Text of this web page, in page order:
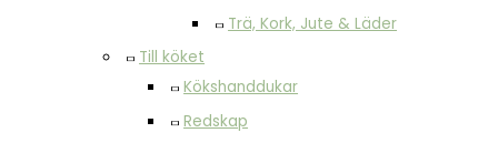
Trä, Kork, Jute & Läder
Till köket
Kökshanddukar
Redskap